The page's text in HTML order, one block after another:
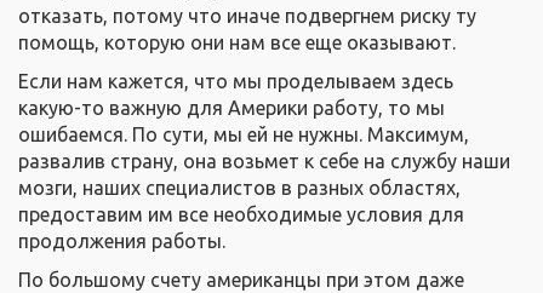
отказать, потому что иначе подвергнем риску ту
помощь, которую они нам все еще оказывают.
Если нам кажется, что мы проделываем здесь
какую-то важную для Америки работу, то мы
ошибаемся. По сути, мы ей не нужны. Максимум,
развалив страну, она возьмет к себе на службу наши
мозги, наших специалистов в разных областях,
предоставим им все необходимые условия для
продолжения работы.
По большому счету американцы при этом даже